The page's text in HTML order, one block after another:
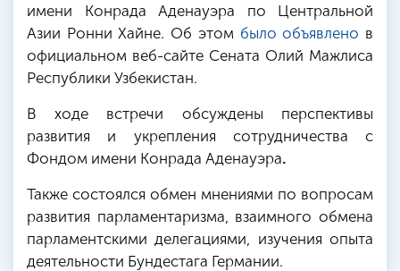
имени Конрада Аденауэра по Центральной
Азии Ронни Хайне. Об этом было объявлено в
официальном веб-сайте Сената Олий Мажлиса
Республики Узбекистан.
В ходе встречи обсуждены перспективы
развития и укрепления сотрудничества с
Фондом имени Конрада Аденауэра.
Также состоялся обмен мнениями по вопросам
развития парламентаризма, взаимного обмена
парламентскими делегациями, изучения опыта
деятельности Бундестага Германии.